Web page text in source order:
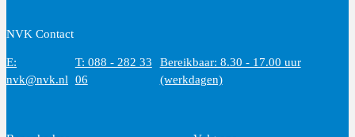
NVK Contact
E:
nvk@nvk.nl
T: 088 - 282 33
06
Bereikbaar: 8.30 - 17.00 uur
(werkdagen)